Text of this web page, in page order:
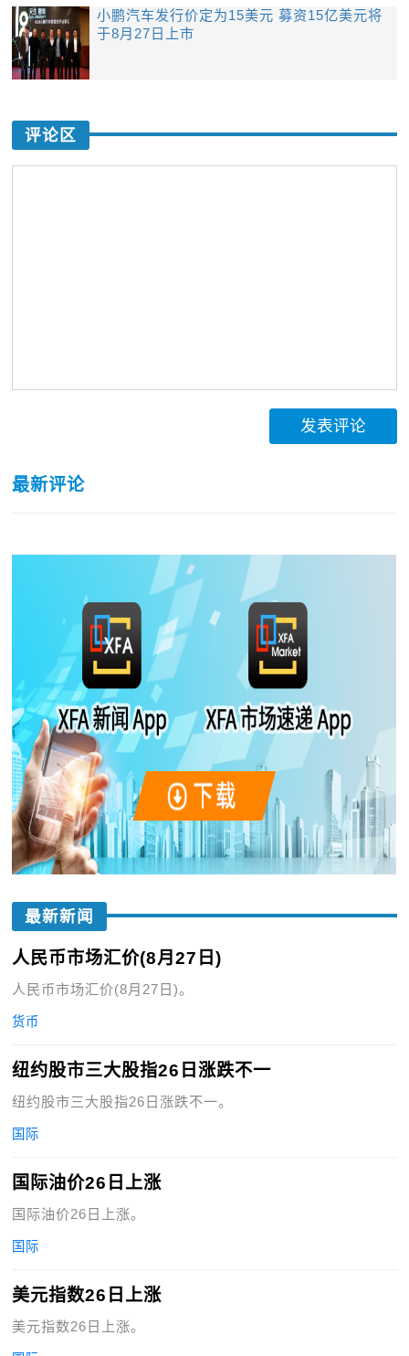
小鹏汽车发行价定为15美元 募资15亿美元将
于8月27日上市
评论区
发表评论
最新评论
最新新闻
人民币市场汇价(8月27日)
人民币市场汇价(8月27日)。
货币
纽约股市三大股指26日涨跌不一
纽约股市三大股指26日涨跌不一。
国际
国际油价26日上涨
国际油价26日上涨。
国际
美元指数26日上涨
美元指数26日上涨。